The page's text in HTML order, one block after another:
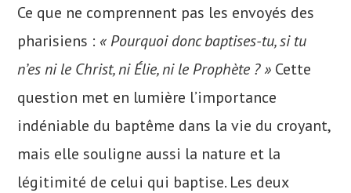
Ce que ne comprennent pas les envoyés des
pharisiens : « Pourquoi donc baptises-tu, si tu
n’es ni le Christ, ni Élie, ni le Prophète ? » Cette
question met en lumière l’importance
indéniable du baptême dans la vie du croyant,
mais elle souligne aussi la nature et la
légitimité de celui qui baptise. Les deux